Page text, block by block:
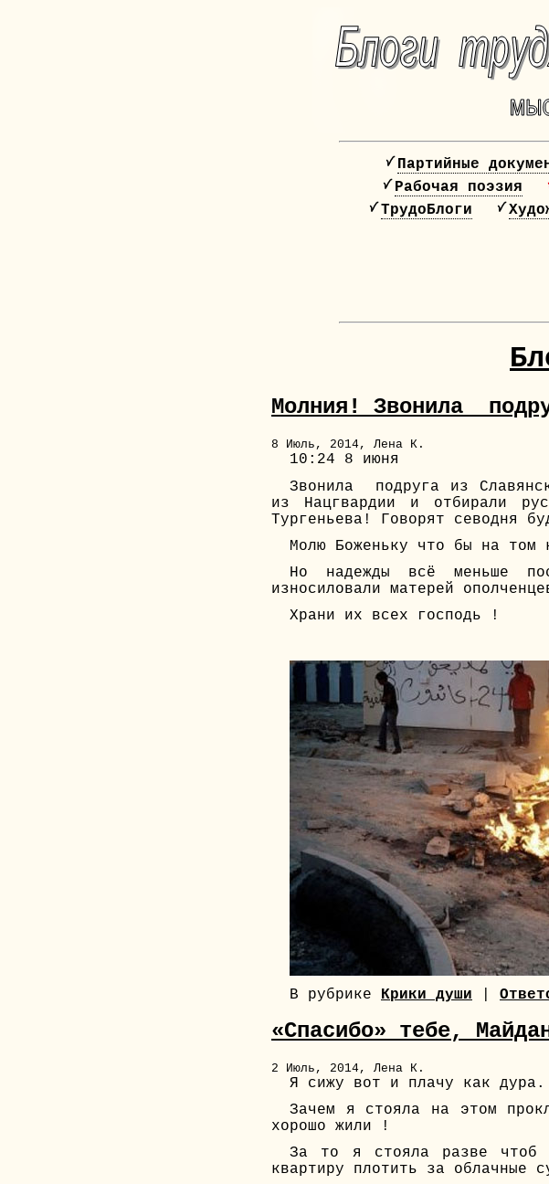
Партийные
Рабочая поэзия
ТрудоБлоги
Молния! Звонила
8 Июль, 2014, Лена К.
10:24 8 июня
Звонила подруга из
из Нацгвардии и отбирали
Тургеньева! Говорят севодня
Молю Боженьку что бы на том
Но надежды всё меньше
износиловали матерей
Храни их всех господь !
В рубрике Крики души
«Спасибо» тебе,
2 Июль, 2014, Лена К.
Я сижу вот и плачу как дура.
Зачем я стояла на этом
хорошо жили !
За то я стояла разве
квартиру плотить за облачные